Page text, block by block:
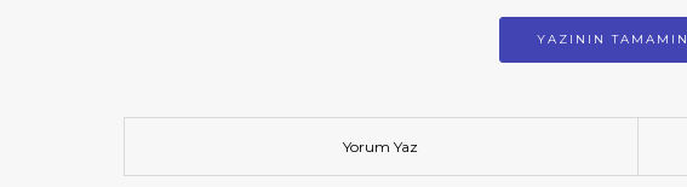
YAZININ
Yorum Yaz